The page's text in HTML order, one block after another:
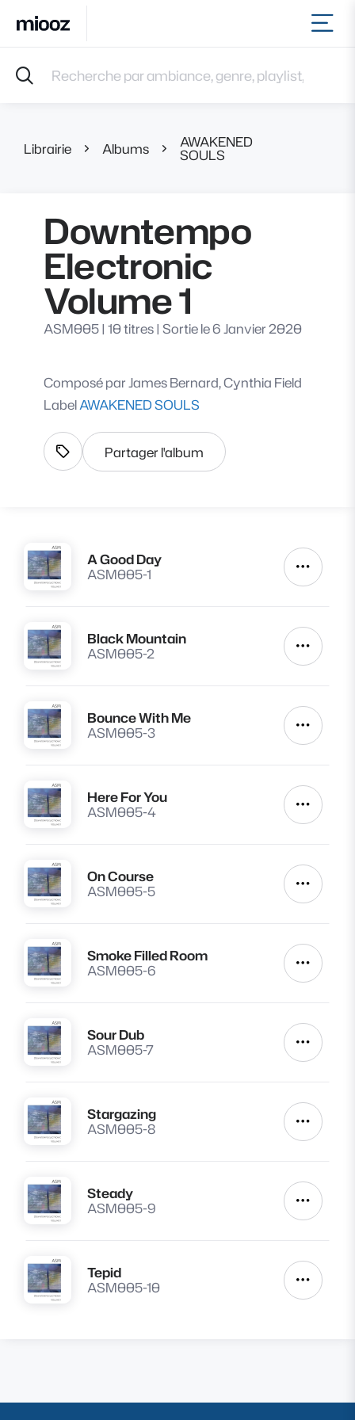
Accueil
Musiques
Playlists
Connexion
Librairie Albums AWAKENED
SOULS
Downtempo
Electronic
Volume 1
ASM005| 10 titres| Sortie le 6 Janvier 2020
Composé parJames Bernard, Cynthia Field
LabelAWAKENED SOULS
Afficher les tags
Partager l'album
Lire
A Good Day
ASM005-1
Autres
Lire
Black Mountain
ASM005-2
Autres
Lire
Bounce With Me
ASM005-3
Autres
Lire
Here For You
ASM005-4
Autres
Lire
On Course
ASM005-5
Autres
Lire
Smoke Filled Room
ASM005-6
Autres
Lire
Sour Dub
ASM005-7
Autres
Lire
Stargazing
ASM005-8
Autres
Lire
Steady
ASM005-9
Autres
Lire
Tepid
ASM005-10
Autres